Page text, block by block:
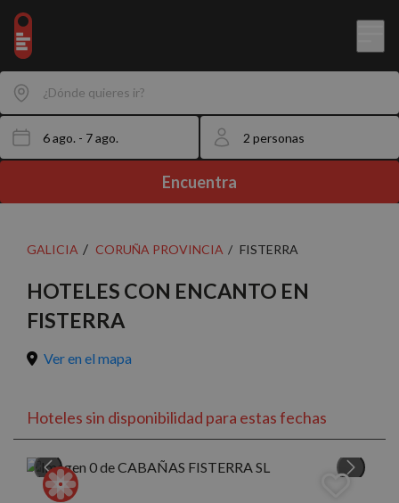
¿Dónde quieres ir?
Encuentra
GALICIA CORUÑA PROVINCIA FISTERRA
HOTELES CON ENCANTO EN
FISTERRA
Ver en el mapa
Hoteles sin disponibilidad para estas fechas